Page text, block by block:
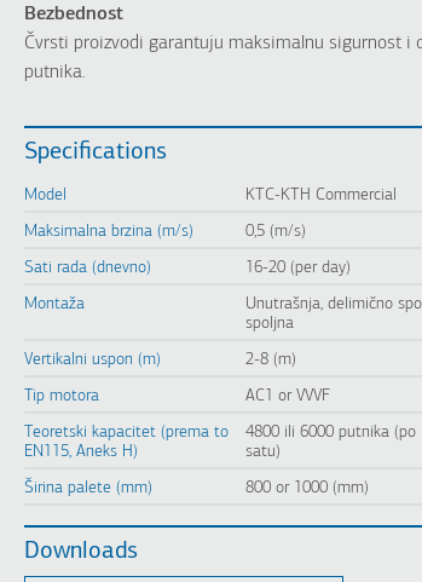
Bezbednost
Čvrsti proizvodi garantuju maksimalnu sigurnost i
putnika.
Specifications
Model KTC-KTH Commercial
Maksimalna brzina (m/s)
0,5 (m/s)
Sati rada (dnevno)
16-20 (per day)
Montaža
Unutrašnja, delimično
spoljna
Vertikalni uspon (m)
2-8 (m)
Tip motora
AC1 or VVVF
Teoretski kapacitet (prema to
EN115, Aneks H)
4800 ili 6000 putnika (po
satu)
Širina palete (mm)
800 or 1000 (mm)
Downloads